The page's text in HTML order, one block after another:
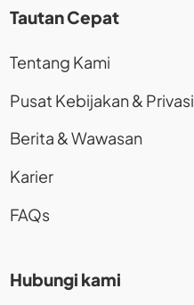
Tautan Cepat
Tentang Kami
Pusat Kebijakan & Privasi
Berita & Wawasan
Karier
FAQs
Hubungi kami